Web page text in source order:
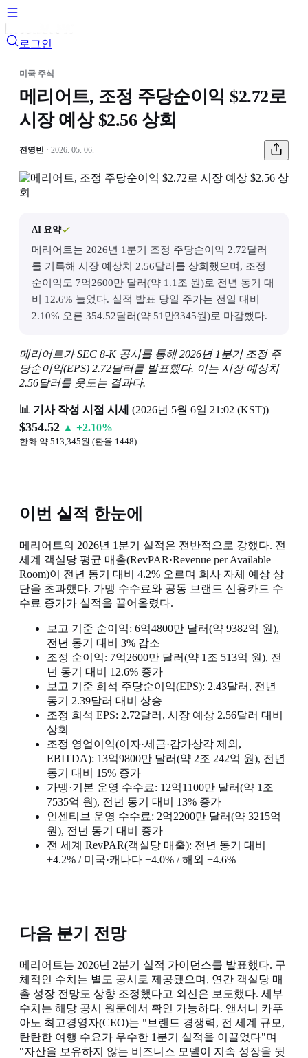
로그인
미국 주식
메리어트, 조정 주당순이익 $2.72로
시장 예상 $2.56 상회
전영빈 · 2026. 05. 06.
AI 요약
메리어트는 2026년 1분기 조정 주당순이익 2.72달러
를 기록해 시장 예상치 2.56달러를 상회했으며, 조정
순이익도 7억2600만 달러(약 1.1조 원)로 전년 동기 대
비 12.6% 늘었다. 실적 발표 당일 주가는 전일 대비
2.10% 오른 354.52달러(약 51만3345원)로 마감했다.
메리어트가 SEC 8-K 공시를 통해 2026년 1분기 조정 주
당순이익(EPS) 2.72달러를 발표했다. 이는 시장 예상치
2.56달러를 웃도는 결과다.
📊 기사 작성 시점 시세 (2026년 5월 6일 21:02 (KST))
$354.52 ▲ +2.10%
한화 약 513,345원 (환율 1448)
이번 실적 한눈에
메리어트의 2026년 1분기 실적은 전반적으로 강했다. 전
세계 객실당 평균 매출(RevPAR·Revenue per Available
Room)이 전년 동기 대비 4.2% 오르며 회사 자체 예상 상
단을 초과했다. 가맹 수수료와 공동 브랜드 신용카드 수
수료 증가가 실적을 끌어올렸다.
보고 기준 순이익: 6억4800만 달러(약 9382억 원),
전년 동기 대비 3% 감소
조정 순이익: 7억2600만 달러(약 1조 513억 원), 전
년 동기 대비 12.6% 증가
보고 기준 희석 주당순이익(EPS): 2.43달러, 전년
동기 2.39달러 대비 상승
조정 희석 EPS: 2.72달러, 시장 예상 2.56달러 대비
상회
조정 영업이익(이자·세금·감가상각 제외,
EBITDA): 13억9800만 달러(약 2조 242억 원), 전년
동기 대비 15% 증가
가맹·기본 운영 수수료: 12억1100만 달러(약 1조
7535억 원), 전년 동기 대비 13% 증가
인센티브 운영 수수료: 2억2200만 달러(약 3215억
원), 전년 동기 대비 증가
전 세계 RevPAR(객실당 매출): 전년 동기 대비
+4.2% / 미국·캐나다 +4.0% / 해외 +4.6%
다음 분기 전망
메리어트는 2026년 2분기 실적 가이던스를 발표했다. 구
체적인 수치는 별도 공시로 제공됐으며, 연간 객실당 매
출 성장 전망도 상향 조정했다고 외신은 보도했다. 세부
수치는 해당 공시 원문에서 확인 가능하다. 앤서니 카푸
아노 최고경영자(CEO)는 "브랜드 경쟁력, 전 세계 규모,
탄탄한 여행 수요가 우수한 1분기 실적을 이끌었다"며
"자산을 보유하지 않는 비즈니스 모델이 지속 성장을 뒷